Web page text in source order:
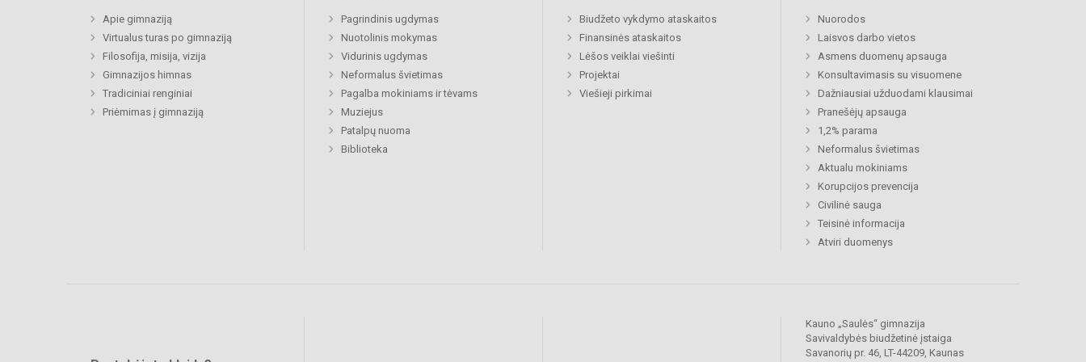
Apie gimnaziją
Virtualus turas po gimnaziją
Filosofija, misija, vizija
Gimnazijos himnas
Tradiciniai renginiai
Priėmimas į gimnaziją
Pagrindinis ugdymas
Nuotolinis mokymas
Vidurinis ugdymas
Neformalus švietimas
Pagalba mokiniams ir tėvams
Muziejus
Patalpų nuoma
Biblioteka
Biudžeto vykdymo ataskaitos
Finansinės ataskaitos
Lėšos veiklai viešinti
Projektai
Viešieji pirkimai
Nuorodos
Laisvos darbo vietos
Asmens duomenų apsauga
Konsultavimasis su visuomene
Dažniausiai užduodami klausimai
Pranešėjų apsauga
1,2% parama
Neformalus švietimas
Aktualu mokiniams
Korupcijos prevencija
Civilinė sauga
Teisinė informacija
Atviri duomenys
Kauno „Saulės“ gimnazija
Savivaldybės biudžetinė įstaiga
Savanorių pr. 46, LT-44209, Kaunas